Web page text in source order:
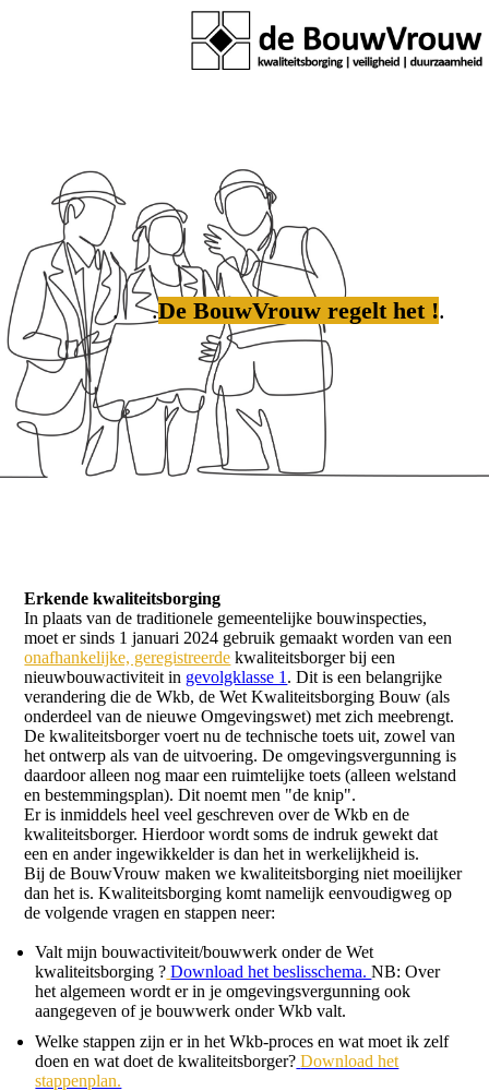
. .De BouwVrouw regelt het !.
Erkende kwaliteitsborging
In plaats van de traditionele gemeentelijke bouwinspecties,
moet er sinds 1 januari 2024 gebruik gemaakt worden van een
onafhankelijke, geregistreerde kwaliteitsborger bij een
nieuwbouwactiviteit in gevolgklasse 1 . Dit is een belangrijke
verandering die de Wkb, de Wet Kwaliteitsborging Bouw (als
onderdeel van de nieuwe Omgevingswet) met zich meebrengt.
De kwaliteitsborger voert nu de technische toets uit, zowel van
het ontwerp als van de uitvoering. De omgevingsvergunning is
daardoor alleen nog maar een ruimtelijke toets (alleen welstand
en bestemmingsplan). Dit noemt men "de knip".
Er is inmiddels heel veel geschreven over de Wkb en de
kwaliteitsborger. Hierdoor wordt soms de indruk gewekt dat
een en ander ingewikkelder is dan het in werkelijkheid is.
Bij de BouwVrouw maken we kwaliteitsborging niet moeilijker
dan het is.Kwaliteitsborging komt namelijk eenvoudigweg op
de volgende vragen en stappen neer:
Valt mijn bouwactiviteit/bouwwerk onder de Wet
kwaliteitsborging ? Download het beslisschema.NB: Over
het algemeen wordt er in je omgevingsvergunning ook
aangegeven of je bouwwerk onder Wkb valt.
Welke stappen zijn er in het Wkb-proces en wat moet ik zelf
doen en wat doet de kwaliteitsborger? Download het
stappenplan.